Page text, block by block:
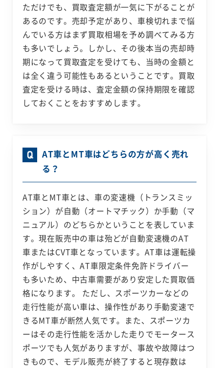
ただけでも、買取査定額が一気に下がることが
あるのです。売却予定があり、車検切れまで悩
んでいる方はまず買取相場を予め調べてみる方
も多いでしょう。しかし、その後本当の売却時
期になって買取査定を受けても、当時の金額と
は全く違う可能性もあるということです。買取
査定を受ける時は、査定金額の保持期限を確認
しておくことをおすすめします。
AT車とMT車はどちらの方が高く売れ
る？
AT車とMT車とは、車の変速機（トランスミッ
ション）が自動（オートマチック）か手動（マ
ニュアル）のどちらかということを表していま
す。現在販売中の車は殆どが自動変速機のAT
車またはCVT車となっています。AT車は運転操
作がしやすく、AT車限定条件免許ドライバー
も多いため、中古車需要があり安定した買取価
格になります。 ただし、スポーツカーなどの
走行性能が高い車は、操作性があり手動変速で
きるMT車が断然人気です。また、スポーツカ
ーはその走行性能を活かした走りでモータース
ポーツでも人気がありますが、事故や故障はつ
きもので、モデル販売が終了すると現存数は